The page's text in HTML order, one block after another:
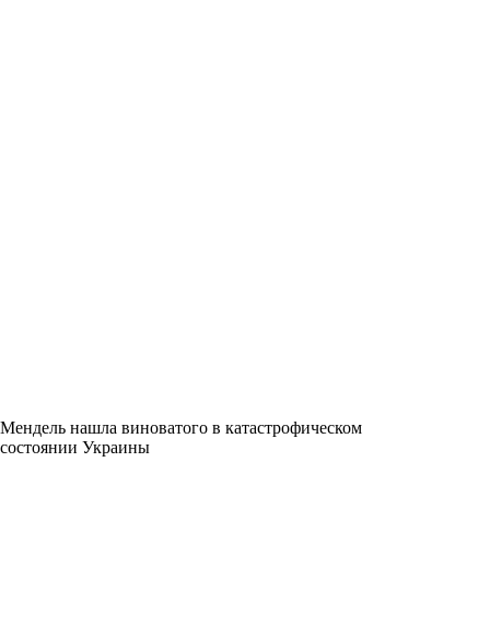
Мендель нашла виноватого в катастрофическом
состоянии Украины